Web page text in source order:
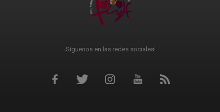
¡Síguenos en las redes sociales!